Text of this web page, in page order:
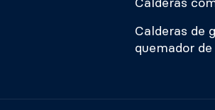
Calderas de
quemador